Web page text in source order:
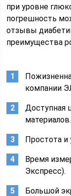
при уровне
погрешность
отзывы
преимущества
компании
Доступная
материалов.
Простота и
Время
Экспресс).
Большой